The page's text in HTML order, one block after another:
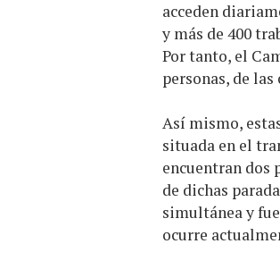
acceden
y más de 400
Por tanto, el
personas, de
Así mismo,
situada en el
encuentran dos
de dichas
simultánea y
ocurre